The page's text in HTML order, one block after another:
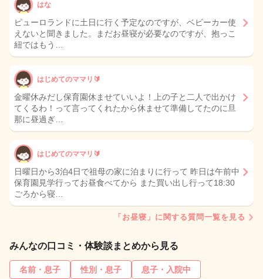
はな
ピューロランドに土日に行く予定なのですが、ベビーカー使
えないと聞きました。まだお昼寝が必要なのですが、抱っこ
紐ではもう…
はじめてのママリ🔰
金曜休みだし保育園休ませていいよ！上の子と二人で出かけ
てくるわ！って言ってくれたから休ませて準備してたのに旦
那に昼過ぎ…
はじめてのママリ🔰
日曜日から3泊4日で祖母の家に泊まりに行って 昨日は午前中
保育園見学行ってお昼食べてから また買い出し行って18:30
ごろから寝…
「お昼寝」に関する質問一覧を見る
みんなの口コミ・体験談まとめから見る
名前・息子 性別・息子
息子・入院中